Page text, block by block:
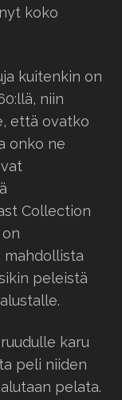
koko
kuitenkin on
niin
että ovatko
onko ne
Collection
mahdollista
peleistä
karu
peli niiden
pelata.